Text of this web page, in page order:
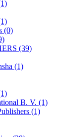
(0)
(39)
(1)
B. V. (1)
(1)